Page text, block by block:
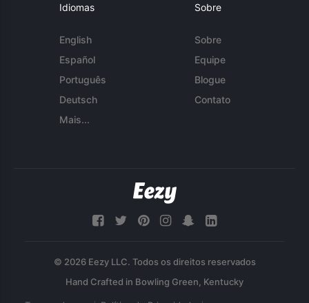
Idiomas
English
Español
Português
Deutsch
Mais...
Sobre
Sobre
Equipe
Blogue
Contato
© 2026 Eezy LLC. Todos os direitos reservados